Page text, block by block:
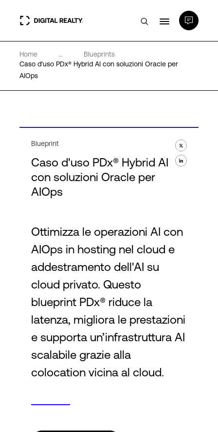
Data center
PlatformDIGITAL®
Chi Siamo
Accesso
Home ...
Blueprints
Caso d'uso PDx® Hybrid AI con soluzioni Oracle per
AIOps
Blueprint
Caso d'uso PDx® Hybrid AI
con soluzioni Oracle per
AIOps
Ottimizza le operazioni AI con
AIOps in hosting nel cloud e
addestramento dell'AI su
cloud privato. Questo
blueprint PDx® riduce la
latenza, migliora le prestazioni
e supporta un’infrastruttura AI
scalabile grazie alla
colocation vicina al cloud.